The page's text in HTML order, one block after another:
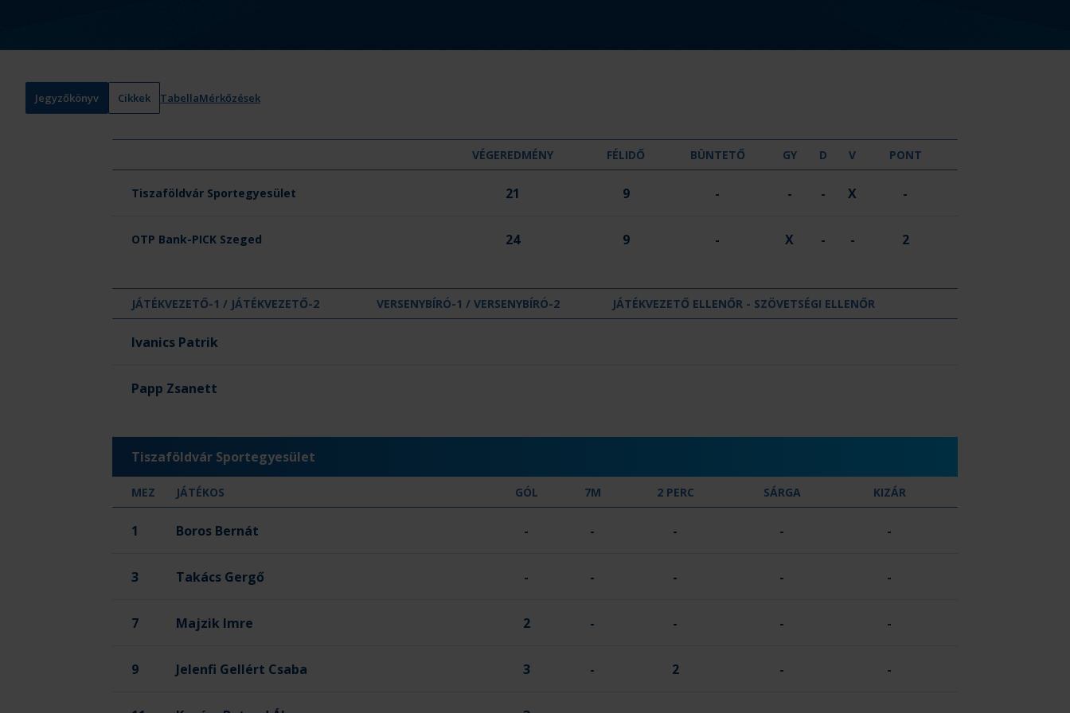
é
Jegyzőkönyv Cikkek TabellaMérkőzések
VÉGEREDMÉNY FÉLIDŐ BÜNTETŐ GYŐZELEM
GY DÖNTETLEN
D VERESÉG
V PONT
Tiszaföldvár Sportegyesület 21 9 - - - X -
OTP Bank-PICK Szeged 24 9 - X - - 2
JÁTÉKVEZETŐ-1 / JÁTÉKVEZETŐ-2 VERSENYBÍRÓ-1 / VERSENYBÍRÓ-2 JÁTÉKVEZETŐ ELLENŐR - SZÖVETSÉGI ELLENŐR
Ivanics Patrik
Papp Zsanett
Tiszaföldvár Sportegyesület
MEZ JÁTÉKOS GÓL 7M 2 PERC SÁRGA KIZÁR
1 Boros Bernát - - - - -
3 Takács Gergő - - - - -
7 Majzik Imre 2 - - - -
9 Jelenfi Gellért Csaba 3 - 2 - -